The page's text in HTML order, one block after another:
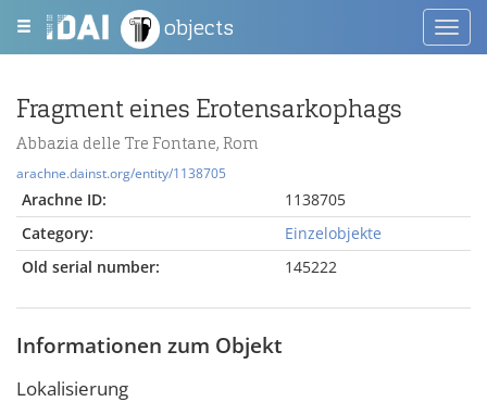
objects
Fragment eines Erotensarkophags
Abbazia delle Tre Fontane, Rom
arachne.dainst.org/entity/1138705
Arachne ID:
1138705
Category:
Einzelobjekte
Old serial number:
145222
Informationen zum Objekt
Lokalisierung